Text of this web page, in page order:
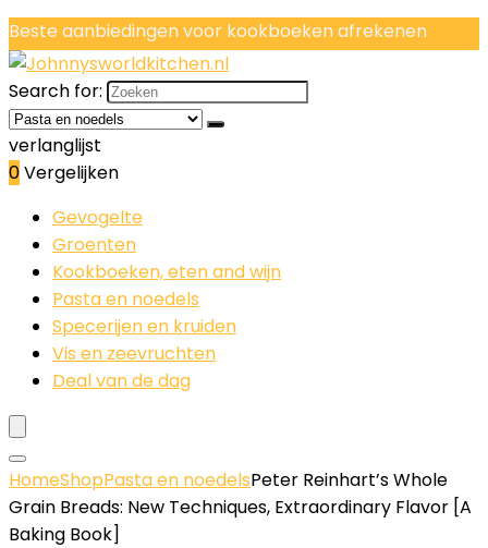
Beste aanbiedingen voor kookboeken afrekenen
Search for:
verlanglijst
0Vergelijken
Gevogelte
Groenten
Kookboeken, eten and wijn
Pasta en noedels
Specerijen en kruiden
Vis en zeevruchten
Deal van de dag
HomeShopPasta en noedelsPeter Reinhart’s Whole
Grain Breads: New Techniques, Extraordinary Flavor [A
Baking Book]